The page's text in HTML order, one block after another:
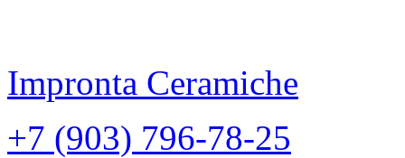
Impronta Ceramiche
+7 (903) 796-78-25